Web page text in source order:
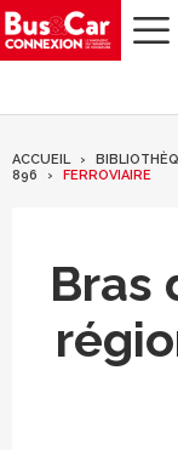
ACCUEIL
896
FERROVIAIRE
Bras